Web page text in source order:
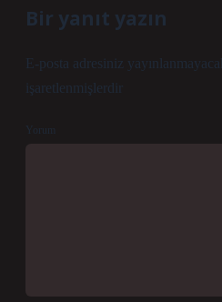
Bir yanıt yazın
E-posta adresiniz
işaretlenmişlerdir
Yorum